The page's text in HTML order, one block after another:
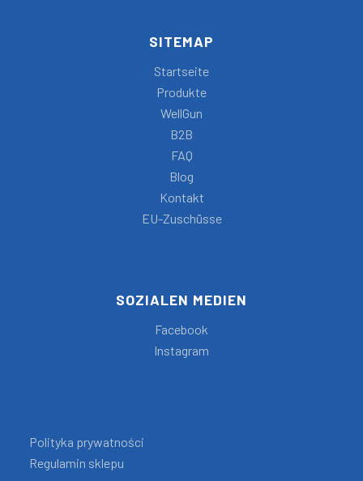
SITEMAP
Startseite
Produkte
WellGun
B2B
FAQ
Blog
Kontakt
EU-Zuschüsse
SOZIALEN MEDIEN
Facebook
Instagram
Polityka prywatności
Regulamin sklepu